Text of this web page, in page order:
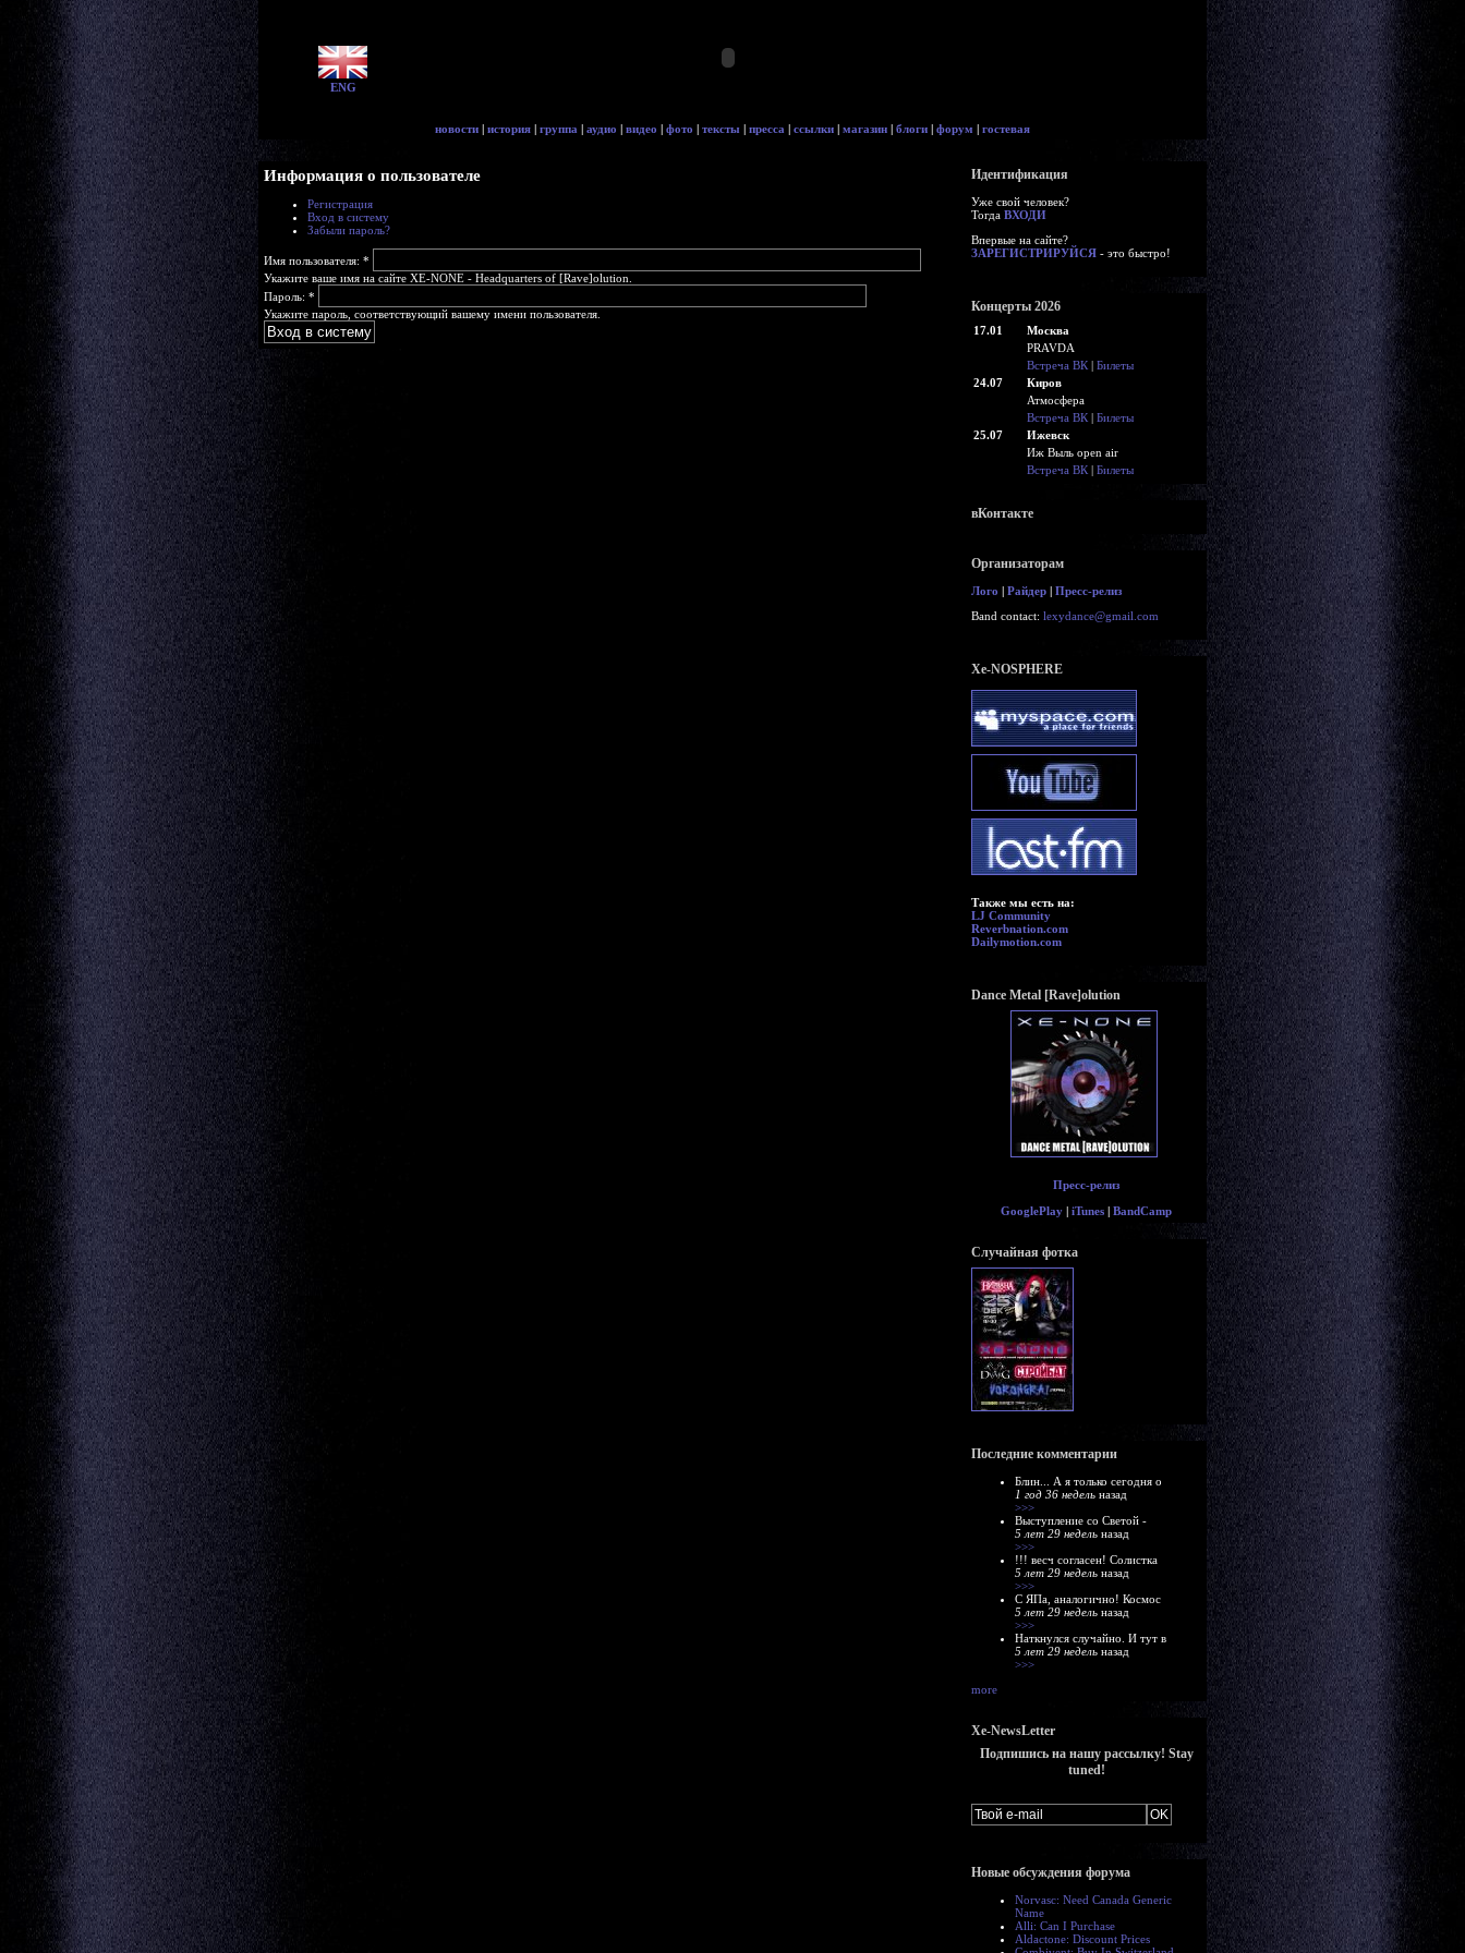
ENG
новости | история | группа | аудио | видео | фото | тексты | пресса | ссылки | магазин | блоги | форум | гостевая
Информация о пользователе
Регистрация
Вход в систему
Забыли пароль?
Имя пользователя: *
Укажите ваше имя на сайте XE-NONE - Headquarters of [Rave]olution.
Пароль: *
Укажите пароль, соответствующий вашему имени пользователя.
Идентификация
Уже свой человек?
Тогда ВХОДИ
Впервые на сайте?
ЗАРЕГИСТРИРУЙСЯ - это быстро!
Концерты 2026
17.01
Москва
PRAVDA
Встреча ВК | Билеты
24.07
Киров
Атмосфера
Встреча ВК | Билеты
25.07
Ижевск
Иж Выль open air
Встреча ВК | Билеты
вКонтакте
Организаторам
Лого | Райдер | Пресс-релиз
Band contact: lexydance@gmail.com
Xe-NOSPHERE
Также мы есть на:
LJ Community
Reverbnation.com
Dailymotion.com
Dance Metal [Rave]olution
Пресс-релиз
GooglePlay | iTunes | BandCamp
Случайная фотка
Последние комментарии
Блин... А я только сегодня о
1 год 36 недель назад
>>>
Выступление со Светой -
5 лет 29 недель назад
>>>
!!! весч согласен! Солистка
5 лет 29 недель назад
>>>
С ЯПа, аналогично! Космос
5 лет 29 недель назад
>>>
Наткнулся случайно. И тут в
5 лет 29 недель назад
>>>
more
Xe-NewsLetter
Подпишись на нашу рассылку! Stay
tuned!
Новые обсуждения форума
Norvasc: Need Canada Generic
Name
Alli: Can I Purchase
Aldactone: Discount Prices